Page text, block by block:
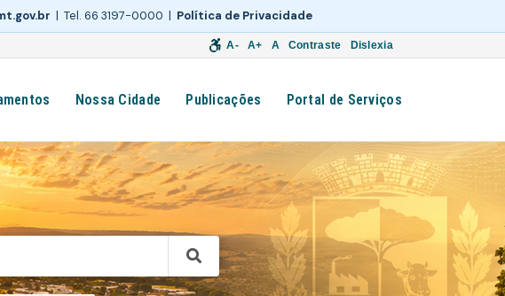
| Tel. 66 3197-0000 | Política de Privacidade
A- A+ A Contraste Dislexia
Nossa Cidade Publicações Portal de Serviços